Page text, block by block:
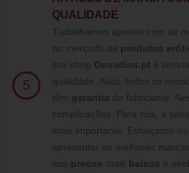
5
QUALIDADE
Trabalhamos apenas com as
no mercado de produtos
sex shop Ousadias.pt é
qualidade. Aliás, todos os
têm garantia do fabricante.
complicações. Para nós, a
mais importante. Esforçamo-
apresentar as melhores marcas
aos preços mais baixos e